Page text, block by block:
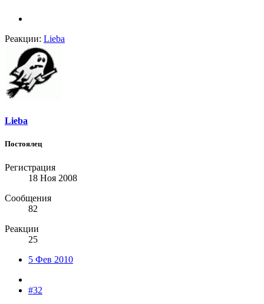
Реакции: Lieba
Lieba
Постоялец
Регистрация
18 Ноя 2008
Сообщения
82
Реакции
25
5 Фев 2010
#32